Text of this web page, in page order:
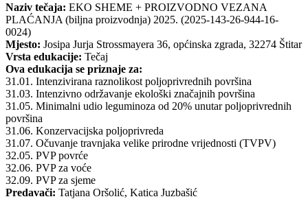
Naziv tečaja: EKO SHEME + PROIZVODNO VEZANA
PLAĆANJA (biljna proizvodnja) 2025. (2025-143-26-944-16-
0024)
Mjesto: Josipa Jurja Strossmayera 36, općinska zgrada, 32274 Štitar
Vrsta edukacije: Tečaj
Ova edukacija se priznaje za:
31.01. Intenzivirana raznolikost poljoprivrednih površina
31.03. Intenzivno održavanje ekološki značajnih površina
31.05. Minimalni udio leguminoza od 20% unutar poljoprivrednih
površina
31.06. Konzervacijska poljoprivreda
31.07. Očuvanje travnjaka velike prirodne vrijednosti (TVPV)
32.05. PVP povrće
32.06. PVP za voće
32.09. PVP za sjeme
Predavači: Tatjana Oršolić, Katica Juzbašić